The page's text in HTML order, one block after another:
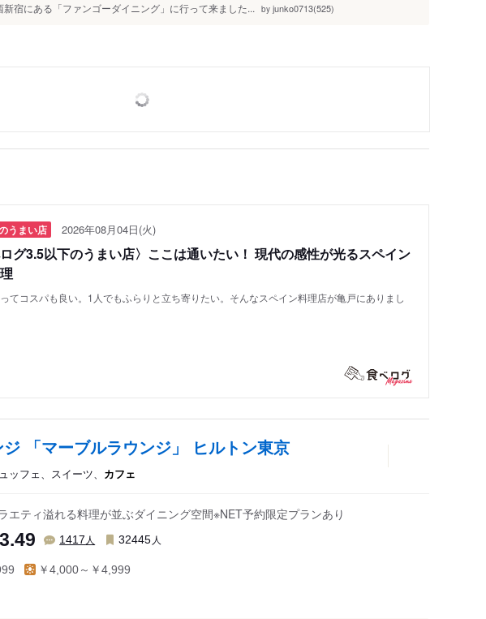
新宿にある「ファンゴーダイニング」に行って来ました... by junko0713(525)
うまい店 2026年08月04日(火)
ログ3.5以下のうまい店〉ここは通いたい！ 現代の感性が光るスペイン
てコスパも良い。1人でもふらりと立ち寄りたい。そんなスペイン料理店が亀戸にありまし
「マーブルラウンジ」 ヒルトン東京
フェ、スイーツ、 カフェ
エティ溢れる料理が並ぶダイニング空間※NET予約限定プランあり
3.49 1417 人 32445 人
￥4,000～￥4,999